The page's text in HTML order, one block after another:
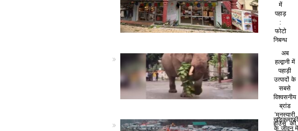
में
पहाड़
:
फोटो
निबन्ध
अब
हल्द्वानी में
पहाड़ी
उत्पादों के
सबसे
विश्वसनीय
ब्रांड
‘मुनस्यारी
हाउस’ की
के जीवन में